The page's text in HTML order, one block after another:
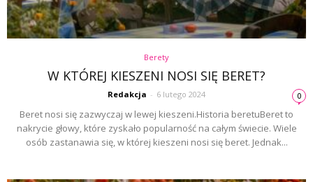
Berety
W KTÓREJ KIESZENI NOSI SIĘ BERET?
Redakcja - 6 lutego 2024 0
Beret nosi się zazwyczaj w lewej kieszeni.Historia beretuBeret to
nakrycie głowy, które zyskało popularność na całym świecie. Wiele
osób zastanawia się, w której kieszeni nosi się beret. Jednak...